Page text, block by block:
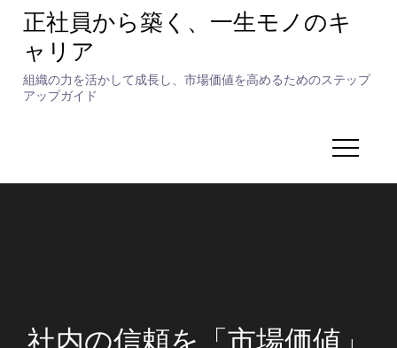
Skip
content
正社員から築く、一生モノのキ
ャリア
組織の力を活かして成長し、市場価値を高めるためのステップ
アップガイド